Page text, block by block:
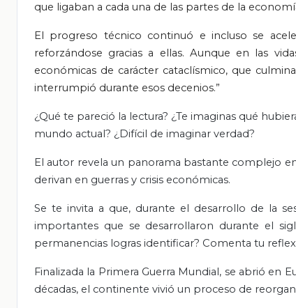
que ligaban a cada una de las partes de la
El progreso técnico continuó e incluso se
reforzándose gracias a ellas. Aunque en las
económicas de carácter cataclísmico, que
interrumpió durante esos decenios.”
¿Qué te pareció la lectura? ¿Te imaginas qué
mundo actual? ¿Difícil de imaginar verdad?
El autor revela un panorama bastante complejo
derivan en guerras y crisis económicas.
Se te invita a que, durante el desarrollo de la
importantes que se desarrollaron durante el
permanencias logras identificar? Comenta tu
Finalizada la Primera Guerra Mundial, se abrió en
décadas, el continente vivió un proceso de